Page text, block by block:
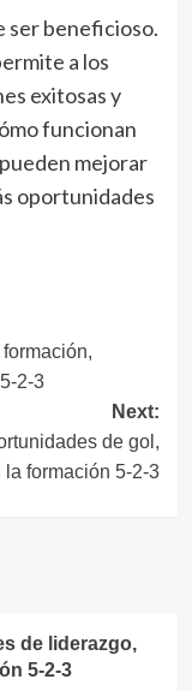
ser beneficioso.
a los
exitosas y
funcionan
mejorar
oportunidades
2-3
Next:
de gol,
formación 5-2-3
de liderazgo,
5-2-3